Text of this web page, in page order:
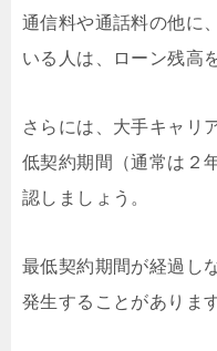
通信料や通話料の他に
いる人は、ローン残高
さらには、大手キャリ
低契約期間（通常は２
認しましょう。
最低契約期間が経過し
発生することがあります